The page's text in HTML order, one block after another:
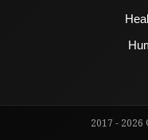
2017 -